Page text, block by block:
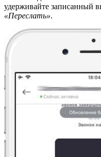
удерживайте записанный
«Переслать».